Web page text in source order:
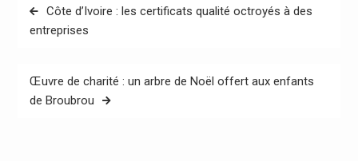
Navigation
de
Côte d’Ivoire : les certificats qualité octroyés à des
entreprises
Œuvre de charité : un arbre de Noël offert aux enfants
de Broubrou